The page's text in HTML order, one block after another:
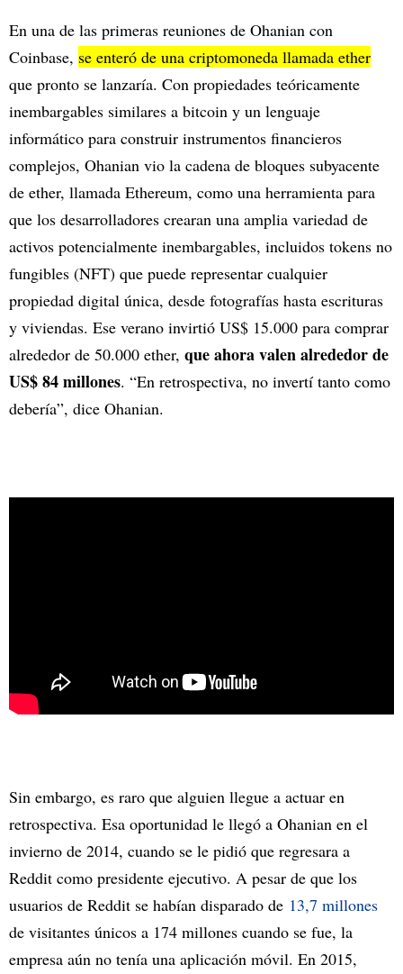
En una de las primeras reuniones de Ohanian con
Coinbase, se enteró de una criptomoneda llamada ether
que pronto se lanzaría. Con propiedades teóricamente
inembargables similares a bitcoin y un lenguaje
informático para construir instrumentos financieros
complejos, Ohanian vio la cadena de bloques subyacente
de ether, llamada Ethereum, como una herramienta para
que los desarrolladores crearan una amplia variedad de
activos potencialmente inembargables, incluidos tokens no
fungibles (NFT) que puede representar cualquier
propiedad digital única, desde fotografías hasta escrituras
y viviendas. Ese verano invirtió US$ 15.000 para comprar
alrededor de 50.000 ether, que ahora valen alrededor de
US$ 84 millones. “En retrospectiva, no invertí tanto como
debería”, dice Ohanian.
Sin embargo, es raro que alguien llegue a actuar en
retrospectiva. Esa oportunidad le llegó a Ohanian en el
invierno de 2014, cuando se le pidió que regresara a
Reddit como presidente ejecutivo. A pesar de que los
usuarios de Reddit se habían disparado de 13,7 millones
de visitantes únicos a 174 millones cuando se fue, la
empresa aún no tenía una aplicación móvil. En 2015,